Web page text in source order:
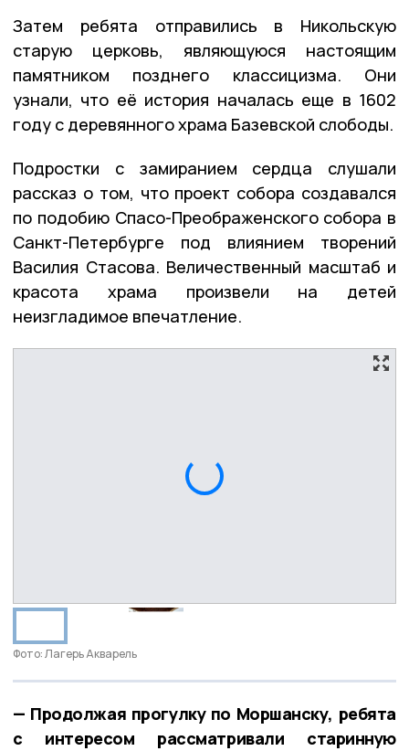
Затем ребята отправились в Никольскую
старую церковь, являющуюся настоящим
памятником позднего классицизма. Они
узнали, что её история началась еще в 1602
году с деревянного храма Базевской слободы.
Подростки с замиранием сердца слушали
рассказ о том, что проект собора создавался
по подобию Спасо-Преображенского собора в
Санкт-Петербурге под влиянием творений
Василия Стасова. Величественный масштаб и
красота храма произвели на детей
неизгладимое впечатление.
Фото: Лагерь Акварель
— Продолжая прогулку по Моршанску, ребята
с интересом рассматривали старинную